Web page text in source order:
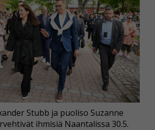
Stubb ja puoliso Suzanne
ihmisiä Naantalissa 30.5.